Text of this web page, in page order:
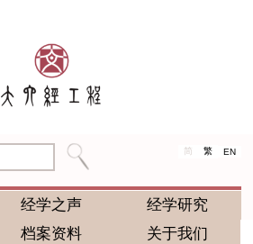
简 繁 EN
经学之声
经学研究
档案资料 关于我们